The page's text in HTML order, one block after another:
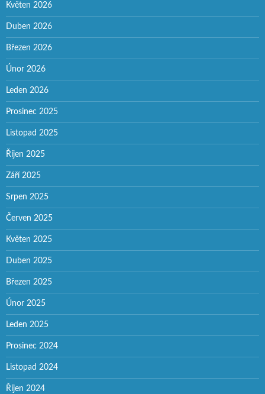
Květen 2026
Duben 2026
Březen 2026
Únor 2026
Leden 2026
Prosinec 2025
Listopad 2025
Říjen 2025
Září 2025
Srpen 2025
Červen 2025
Květen 2025
Duben 2025
Březen 2025
Únor 2025
Leden 2025
Prosinec 2024
Listopad 2024
Říjen 2024